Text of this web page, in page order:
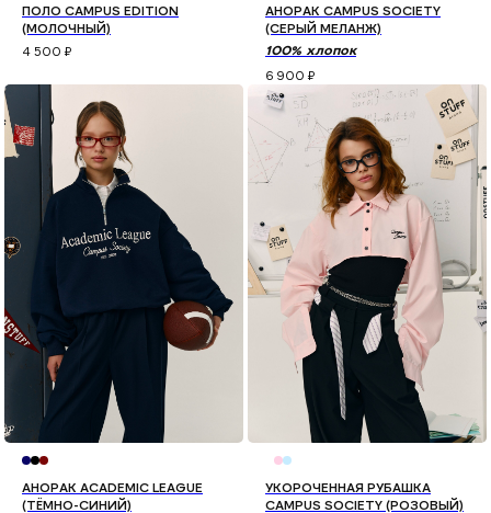
ПОЛО CAMPUS EDITION
(МОЛОЧНЫЙ)
4 500 ₽
АНОРАК CAMPUS SOCIETY
(СЕРЫЙ МЕЛАНЖ)
100% хлопок
6 900 ₽
АНОРАК ACADEMIC LEAGUE
(ТЁМНО-СИНИЙ)
УКОРОЧЕННАЯ РУБАШКА
CAMPUS SOCIETY (РОЗОВЫЙ)